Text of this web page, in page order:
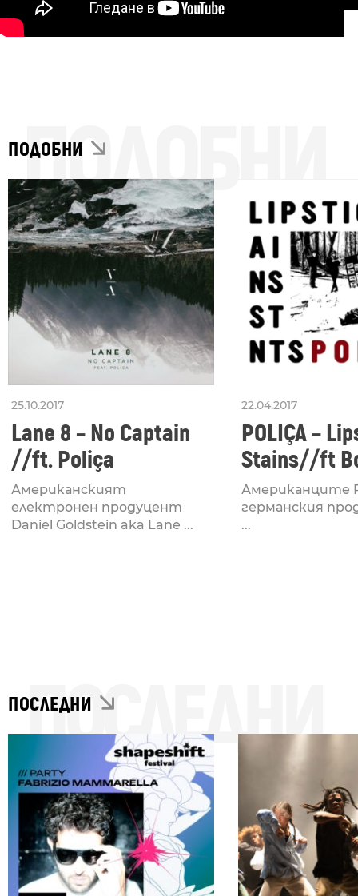
ПОДОБНИ
ПОДОБНИ
25.10.2017
Lane 8 – No Captain
//ft. Poliça
Американският
електронен продуцент
Daniel Goldstein aka Lane ...
22.04.2017
POLIÇA –
Stains//ft
Американците
германския
...
ПОСЛЕДНИ
ПОСЛЕДНИ